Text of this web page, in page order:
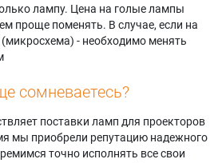
лампу. Цена на голые лампы
проще поменять. В случае, если на
- необходимо менять
сомневаетесь?
поставки ламп для проекторов
мы приобрели репутацию надежного
точно исполнять все свои